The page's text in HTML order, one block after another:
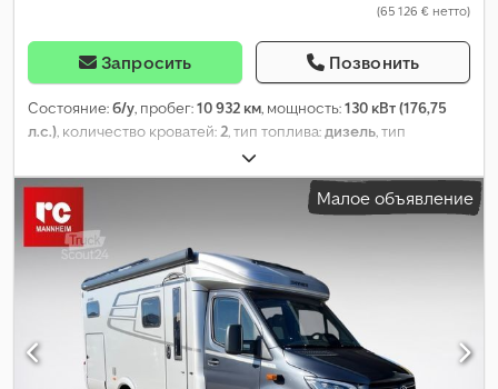
(65 126 € нетто)
Запросить Позвонить
Состояние:б/у, пробег:10 932 км, мощность:130 кВт (176,75
л.с.) , количество кроватей: 2 , тип топлива:дизель , тип
, первая регистрация:
общая длина:6 890 мм, общая ширина:2 200 мм, общая
высота:
2 оси, класс выбросов:
Евро 6
комната, кондиционер, навигационная система, отопитель
стояночный, сажевый фильтр, электронная программа
стабилизации (ESP)
Малое объявление